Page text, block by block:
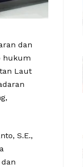
dan
hukum
Laut
S.E.,